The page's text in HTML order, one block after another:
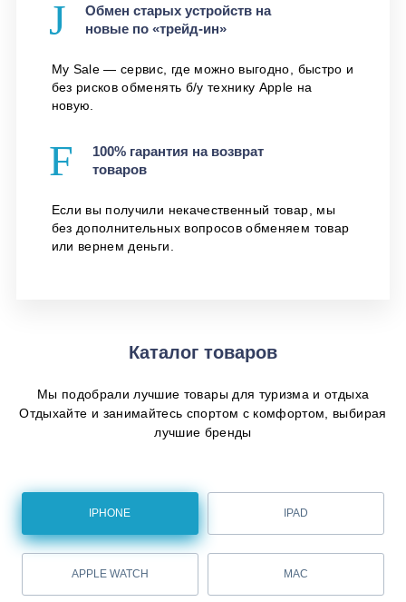
Обмен старых устройств на
новые по «трейд-ин»
My Sale — сервис, где можно выгодно, быстро и
без рисков обменять б/у технику Apple на
новую.
100% гарантия на возврат
товаров
Если вы получили некачественный товар, мы
без дополнительных вопросов обменяем товар
или вернем деньги.
Каталог товаров
Мы подобрали лучшие товары для туризма и отдыха
Отдыхайте и занимайтесь спортом с комфортом, выбирая
лучшие бренды
IPHONE IPAD
APPLE WATCH MAC